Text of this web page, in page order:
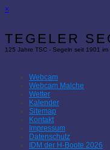
×
TEGELER
125 Jahre TSC - Segeln seit 1901 im
Webcam
Webcam Malche
Wetter
Kalender
Sitemap
Kontakt
Impressum
Datenschutz
IDM der H-Boote 2026